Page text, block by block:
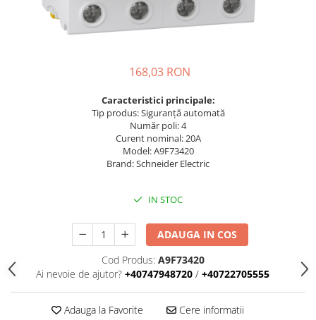
Papuci CU și AL
Pat de cablu PVC
Țeavă PVC și copex
Cofrete, dulapuri și doze
Cofrete de plastic și accesorii
Coftere metalice și accesorii
Iluminat de Siguranță
Lămpi și componente
168,03 RON
Caracteristici principale:
Tip produs: Siguranță automată
Număr poli: 4
Curent nominal: 20A
Model: A9F73420
Brand: Schneider Electric
IN STOC
ADAUGA IN COS
Cod Produs: A9F73420
Ai nevoie de ajutor? +40747948720 / +40722705555
Adauga la Favorite Cere informatii